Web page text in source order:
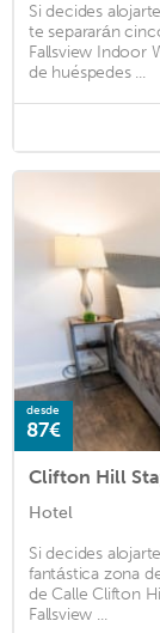
Si decides
te separarán
Fallsview Indoor
de huéspedes ...
desde
87€
Clifton Hill
Hotel
Si decides
fantástica zona
de Calle Clifton
Fallsview ...